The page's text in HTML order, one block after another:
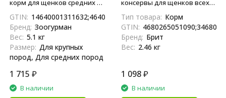
корм для щенков средних и
- 850 г x 6 шт
GTIN: 14640001311632;4640001311635
Бренд: Зоогурман
Вес: 5.1 кг
Размер: Для крупных
пород, Для средних пород
1 715 ₽
В наличии
консервы для щенков всех
шт
Тип товара: Корм
GTIN:
Бренд: Брит
Вес: 2.46 кг
1 098₽
В наличии